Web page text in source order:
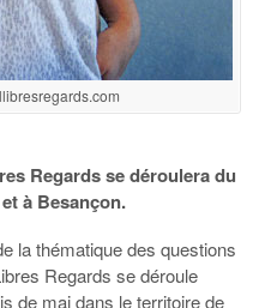
Regards se déroulera du
à Besançon.
la thématique des questions
Regards se déroule
de mai dans le territoire de